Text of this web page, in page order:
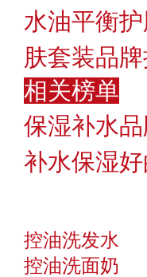
水油平衡
肤套装品
相关榜单
保湿补水
补水保湿
控油洗发水
控油洗面奶